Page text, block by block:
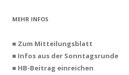
MEHR INFOS
■ Zum Mitteilungsblatt
■ Infos aus der Sonntagsrunde
■ HB-Beitrag einreichen